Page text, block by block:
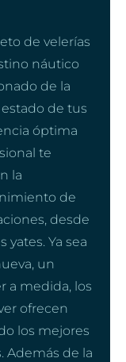
de velerías
náutico
de la
de tus
óptima
te
la
de
desde
Ya sea
un
a medida, los
ofrecen
los mejores
Además de la